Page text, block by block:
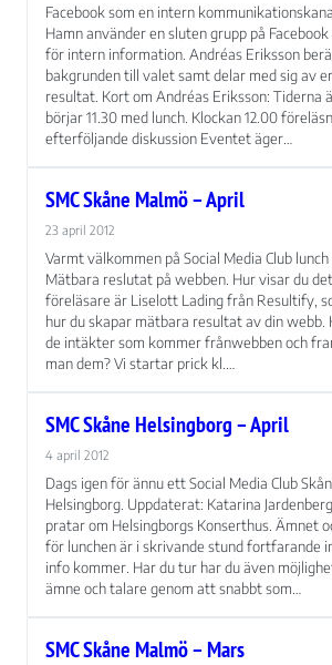
Facebook som en intern
Hamn använder en sluten grupp på
för intern information. Andréas Eriksson
bakgrunden till valet samt delar med sig av
resultat. Kort om Andréas Eriksson: Tiderna
börjar 11.30 med lunch. Klockan 12.00
efterföljande diskussion Eventet äger…
SMC Skåne Malmö – April
23 april 2012
Varmt välkommen på Social Media Club lunch
Mätbara reslutat på webben. Hur visar du
föreläsare är Liselott Lading från Resultify,
hur du skapar mätbara resultat av din webb.
de intäkter som kommer frånwebben och
man dem? Vi startar prick kl.…
SMC Skåne Helsingborg – April
4 april 2012
Dags igen för ännu ett Social Media Club
Helsingborg. Uppdaterat: Katarina
pratar om Helsingborgs Konserthus. Ämnet
för lunchen är i skrivande stund fortfarande
info kommer. Har du tur har du även
ämne och talare genom att snabbt som…
SMC Skåne Malmö – Mars